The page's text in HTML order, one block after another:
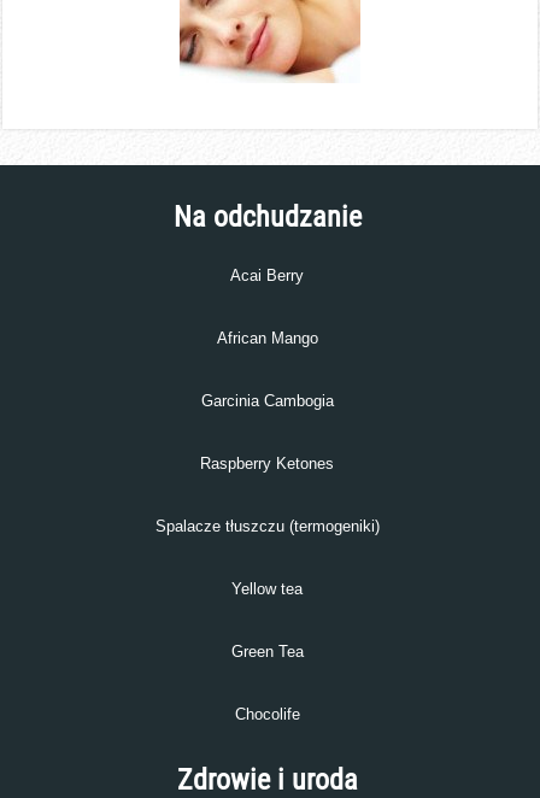
Na odchudzanie
Acai Berry
African Mango
Garcinia Cambogia
Raspberry Ketones
Spalacze tłuszczu (termogeniki)
Yellow tea
Green Tea
Chocolife
Zdrowie i uroda